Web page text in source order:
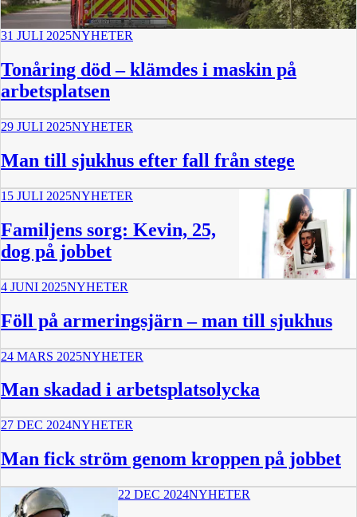
31 JULI 2025NYHETER
Tonåring död – klämdes i maskin på
arbetsplatsen
29 JULI 2025NYHETER
Man till sjukhus efter fall från stege
15 JULI 2025NYHETER
Familjens sorg: Kevin, 25,
dog på jobbet
4 JUNI 2025NYHETER
Föll på armeringsjärn – man till sjukhus
24 MARS 2025NYHETER
Man skadad i arbetsplatsolycka
27 DEC 2024NYHETER
Man fick ström genom kroppen på jobbet
22 DEC 2024NYHETER